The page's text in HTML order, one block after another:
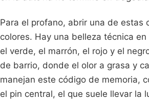
Para el profano, abrir una de estas
colores. Hay una belleza técnica
el verde, el marrón, el rojo y el
de barrio, donde el olor a grasa y
manejan este código de memoria,
el pin central, el que suele llevar la